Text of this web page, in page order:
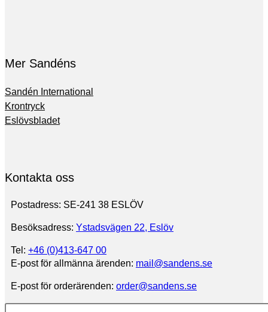
Mer Sandéns
Sandén International
Krontryck
Eslövsbladet
Kontakta oss
Postadress: SE-241 38 ESLÖV
Besöksadress: Ystadsvägen 22, Eslöv
Tel: +46 (0)413-647 00
E-post för allmänna ärenden: mail@sandens.se
E-post för orderärenden: order@sandens.se